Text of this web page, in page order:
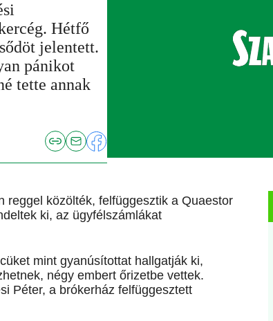
Hétfő
jelentett.
pánikot
tette annak
reggel közölték, felfüggesztik a Quaestor
ki, az ügyfélszámlákat
mint gyanúsítottat hallgatják ki,
négy embert őrizetbe vettek.
Péter, a brókerház felfüggesztett